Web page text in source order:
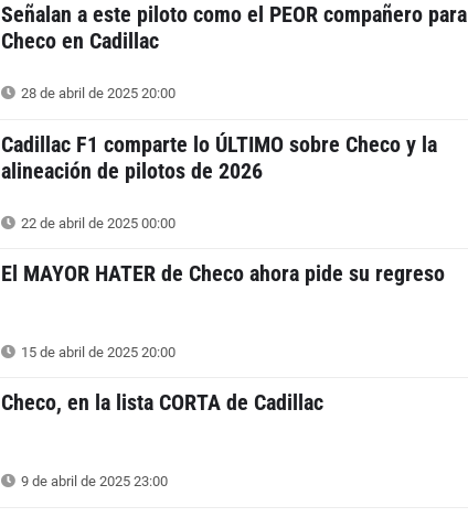
Señalan a este piloto como el PEOR compañero para
Checo en Cadillac
28 de abril de 2025 20:00
Cadillac F1 comparte lo ÚLTIMO sobre Checo y la
alineación de pilotos de 2026
22 de abril de 2025 00:00
El MAYOR HATER de Checo ahora pide su regreso
15 de abril de 2025 20:00
Checo, en la lista CORTA de Cadillac
9 de abril de 2025 23:00